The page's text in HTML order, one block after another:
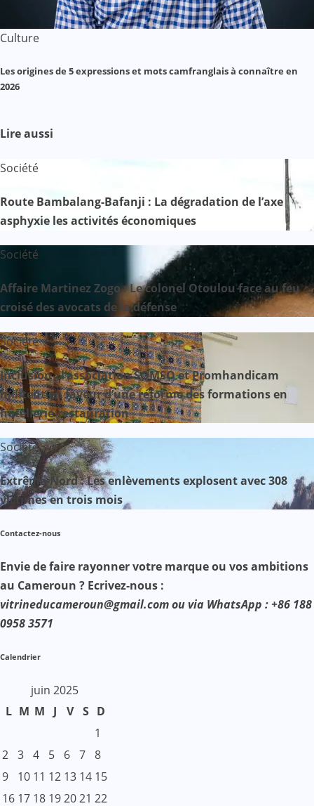
Culture
Les origines de 5 expressions et mots camfranglais à connaître en
2026
Lire aussi
Société
Route Bambalang-Bafanji : La dégradation de l’axe
asphyxie les activités économiques
Société
Affaire Martinez Zogo : Le colonel Otoulou face au feu
croisé des avocats de la défense
Société
Inclusion : l’association SOMSO et Promhandicam
militent en faveur d’une réforme des formations en
hôtellerie-restauration
Société
Extrême-Nord : Les enlèvements explosent avec 308
victimes en trois mois
Contactez-nous
Envie de faire rayonner votre marque ou vos ambitions
au Cameroun ? Ecrivez-nous :
vitrineducameroun@gmail.com ou via WhatsApp : +86 188
0958 3571
Calendrier
juin 2025
L M M J V S D
1
2 3 4 5 6 7 8
9
10 11 12 13 14 15
16 17 18 192021 22